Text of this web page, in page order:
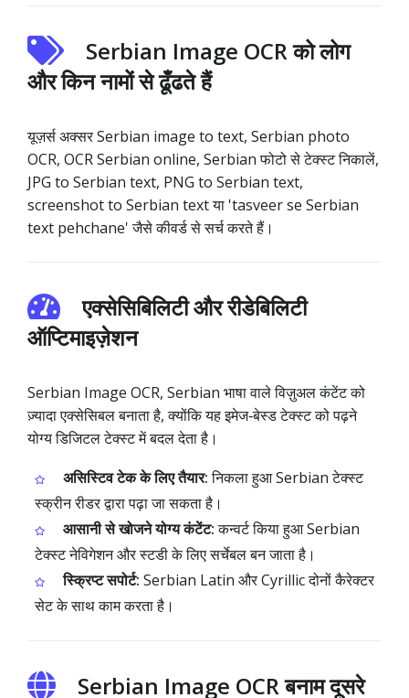
Serbian Image OCR को लोग
और किन नामों से ढूँढते हैं
यूज़र्स अक्सर Serbian image to text, Serbian photo
OCR, OCR Serbian online, Serbian फोटो से टेक्स्ट निकालें,
JPG to Serbian text, PNG to Serbian text,
screenshot to Serbian text या 'tasveer se Serbian
text pehchane' जैसे कीवर्ड से सर्च करते हैं।
एक्सेसिबिलिटी और रीडेबिलिटी
ऑप्टिमाइज़ेशन
Serbian Image OCR, Serbian भाषा वाले विज़ुअल कंटेंट को
ज़्यादा एक्सेसिबल बनाता है, क्योंकि यह इमेज‑बेस्ड टेक्स्ट को पढ़ने
योग्य डिजिटल टेक्स्ट में बदल देता है।
असिस्टिव टेक के लिए तैयार:निकला हुआ Serbian टेक्स्ट
स्क्रीन रीडर द्वारा पढ़ा जा सकता है।
आसानी से खोजने योग्य कंटेंट:कन्वर्ट किया हुआ Serbian
टेक्स्ट नेविगेशन और स्टडी के लिए सर्चेबल बन जाता है।
स्क्रिप्ट सपोर्ट: Serbian Latin और Cyrillic दोनों कैरेक्टर
सेट के साथ काम करता है।
Serbian Image OCR बनाम दूसरे